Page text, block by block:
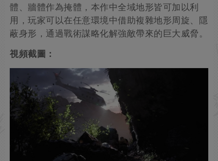
體、牆體作為掩體，本作中全域地形皆可加以利
用，玩家可以在任意環境中借助複雜地形周旋、隱
蔽身形，通過戰術謀略化解強敵帶來的巨大威脅。
視頻截圖：